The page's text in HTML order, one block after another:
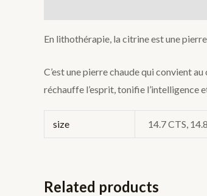
En lithothérapie, la citrine est une
C’est une pierre chaude qui convient
réchauffe l’esprit, tonifie l’intelligence
size 14.7 CTS,
Related products